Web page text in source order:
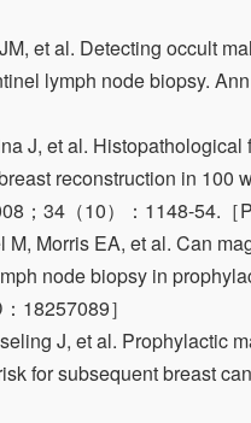
et al. Detecting occult
lymph node biopsy.
J, et al.
reconstruction in 100
；34（10）：1148-54.［
Morris EA, et al. Can
node biopsy in
18257089］
J, et al. Prophylactic
for subsequent breast